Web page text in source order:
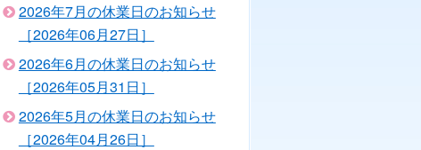
2026年7月の休業日のお知らせ
［2026年06月27日］
2026年6月の休業日のお知らせ
［2026年05月31日］
2026年5月の休業日のお知らせ
［2026年04月26日］